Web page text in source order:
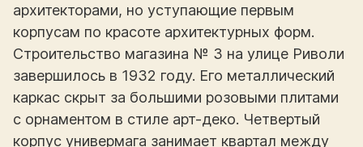
архитекторами, но уступающие первым
корпусам по красоте архитектурных форм.
Строительство магазина № 3 на улице Риволи
завершилось в 1932 году. Его металлический
каркас скрыт за большими розовыми плитами
с орнаментом в стиле арт-деко. Четвертый
корпус универмага занимает квартал между